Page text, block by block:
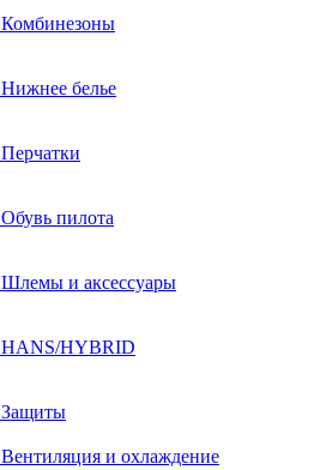
Комбинезоны
Нижнее белье
Перчатки
Обувь пилота
Шлемы и аксессуары
HANS/HYBRID
Защиты
Вентиляция и охлаждение